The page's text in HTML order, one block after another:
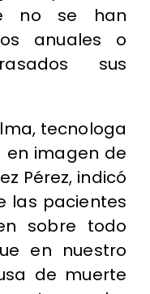
no se han
anuales o
sus
tecnologa
en imagen de
Pérez, indicó
las pacientes
sobre todo
en nuestro
de muerte